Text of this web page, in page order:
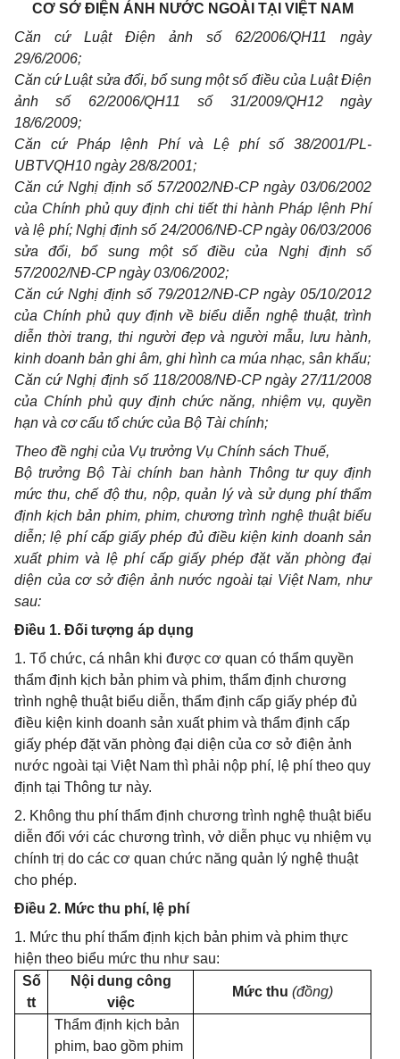
CƠ SỞ ĐIỆN ẢNH NƯỚC NGOÀI TẠI VIỆT NAM
Căn cứ Luật Điện ảnh số 62/2006/QH11 ngày
29/6/2006;
Căn cứ Luật sửa đổi, bổ sung một số điều của Luật Điện
ảnh số 62/2006/QH11 số 31/2009/QH12 ngày
18/6/2009;
Căn cứ Pháp lệnh Phí và Lệ phí số 38/2001/PL-
UBTVQH10 ngày 28/8/2001;
Căn cứ Nghị định số 57/2002/NĐ-CP ngày 03/06/2002
của Chính phủ quy định chi tiết thi hành Pháp lệnh Phí
và lệ phí; Nghị định số 24/2006/NĐ-CP ngày 06/03/2006
sửa đổi, bổ sung một số điều của Nghị định số
57/2002/NĐ-CP ngày 03/06/2002;
Căn cứ Nghị định số 79/2012/NĐ-CP ngày 05/10/2012
của Chính phủ quy định về biểu diễn nghệ thuật, trình
diễn thời trang, thi người đẹp và người mẫu, lưu hành,
kinh doanh bản ghi âm, ghi hình ca múa nhạc, sân khấu;
Căn cứ Nghị định số 118/2008/NĐ-CP ngày 27/11/2008
của Chính phủ quy định chức năng, nhiệm vụ, quyền
hạn và cơ cấu tổ chức của Bộ Tài chính;
Theo đề nghị của Vụ trưởng Vụ Chính sách Thuế,
Bộ trưởng Bộ Tài chính ban hành Thông tư quy định
mức thu, chế độ thu, nộp, quản lý và sử dụng phí thẩm
định kịch bản phim, phim, chương trình nghệ thuật biểu
diễn; lệ phí cấp giấy phép đủ điều kiện kinh doanh sản
xuất phim và lệ phí cấp giấy phép đặt văn phòng đại
diện của cơ sở điện ảnh nước ngoài tại Việt Nam, như
sau:
Điều 1. Đối tượng áp dụng
1. Tổ chức, cá nhân khi được cơ quan có thẩm quyền
thẩm định kịch bản phim và phim, thẩm định chương
trình nghệ thuật biểu diễn, thẩm định cấp giấy phép đủ
điều kiện kinh doanh sản xuất phim và thẩm định cấp
giấy phép đặt văn phòng đại diện của cơ sở điện ảnh
nước ngoài tại Việt Nam thì phải nộp phí, lệ phí theo quy
định tại Thông tư này.
2. Không thu phí thẩm định chương trình nghệ thuật biểu
diễn đối với các chương trình, vở diễn phục vụ nhiệm vụ
chính trị do các cơ quan chức năng quản lý nghệ thuật
cho phép.
Điều 2. Mức thu phí, lệ phí
1. Mức thu phí thẩm định kịch bản phim và phim thực
hiện theo biểu mức thu như sau:
Số
tt
Nội dung công
việc
Mức thu (đồng)
Thẩm định kịch bản
phim, bao gồm phim